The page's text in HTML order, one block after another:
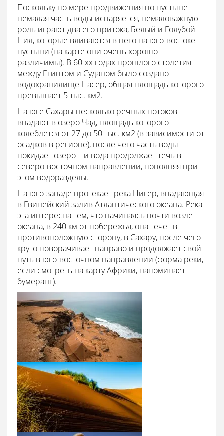
Поскольку по мере продвижения по пустыне
немалая часть воды испаряется, немаловажную
роль играют два его притока, Белый и Голубой
Нил, которые вливаются в него на юго-востоке
пустыни (на карте они очень хорошо
различимы). В 60-хх годах прошлого столетия
между Египтом и Суданом было создано
водохранилище Насер, общая площадь которого
превышает 5 тыс. км2.
На юге Сахары несколько речных потоков
впадают в озеро Чад, площадь которого
колеблется от 27 до 50 тыс. км2 (в зависимости от
осадков в регионе), после чего часть воды
покидает озеро – и вода продолжает течь в
северо-восточном направлении, пополняя при
этом водоразделы.
На юго-западе протекает река Нигер, впадающая
в Гвинейский залив Атлантического океана. Река
эта интересна тем, что начинаясь почти возле
океана, в 240 км от побережья, она течёт в
противоположную сторону, в Сахару, после чего
круто поворачивает направо и продолжает свой
путь в юго-восточном направлении (форма реки,
если смотреть на карту Африки, напоминает
бумеранг).